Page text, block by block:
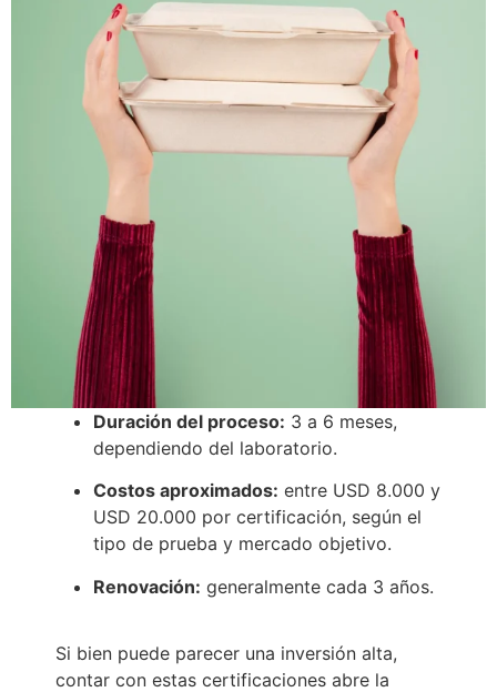
Duración del proceso: 3 a 6 meses,
dependiendo del laboratorio.
Costos aproximados: entre USD 8.000 y
USD 20.000 por certificación, según el
tipo de prueba y mercado objetivo.
Renovación: generalmente cada 3 años.
Si bien puede parecer una inversión alta,
contar con estas certificaciones abre la